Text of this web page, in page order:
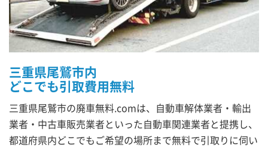
三重県尾鷲市内
どこでも引取費用無料
三重県尾鷲市の廃車無料.comは、自動車解体業者・輸出
業者・中古車販売業者といった自動車関連業者と提携し、
都道府県内どこでもご希望の場所まで無料で引取りに伺い